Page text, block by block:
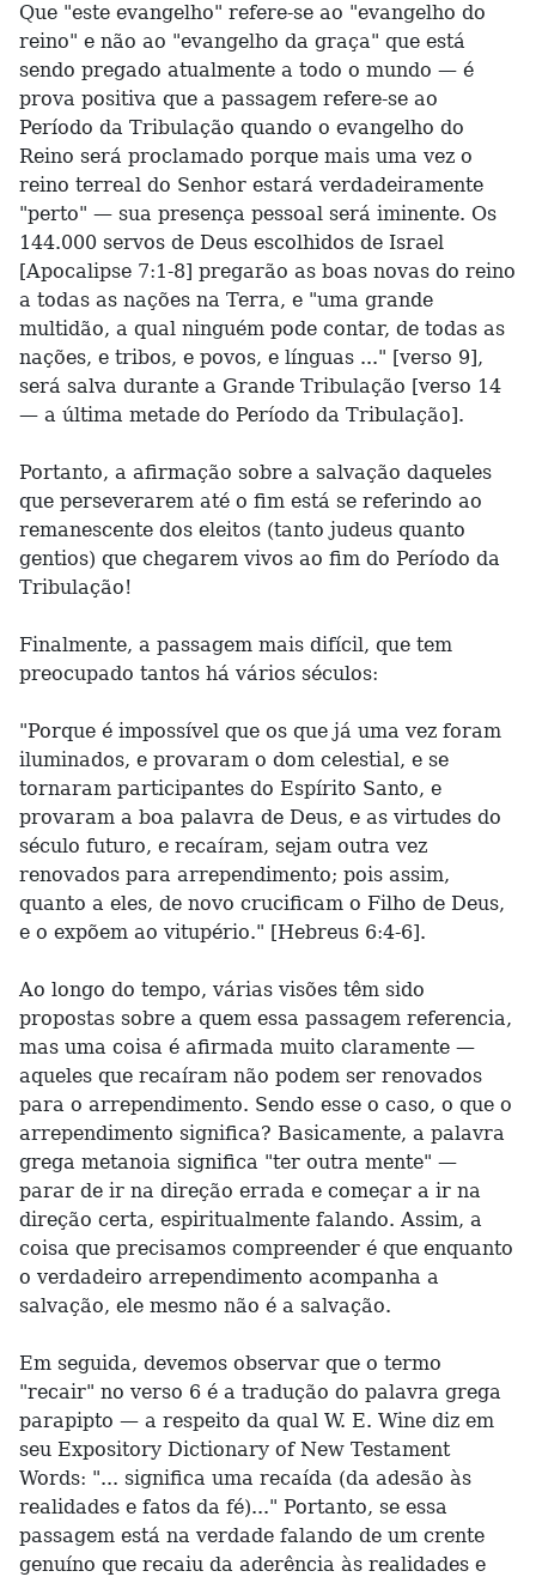
Que "este evangelho" refere-se ao "evangelho do
reino" e não ao "evangelho da graça" que está
sendo pregado atualmente a todo o mundo — é
prova positiva que a passagem refere-se ao
Período da Tribulação quando o evangelho do
Reino será proclamado porque mais uma vez o
reino terreal do Senhor estará verdadeiramente
"perto" — sua presença pessoal será iminente. Os
144.000 servos de Deus escolhidos de Israel
[Apocalipse 7:1-8] pregarão as boas novas do reino
a todas as nações na Terra, e "uma grande
multidão, a qual ninguém pode contar, de todas as
nações, e tribos, e povos, e línguas ..." [verso 9],
será salva durante a Grande Tribulação [verso 14
— a última metade do Período da Tribulação].
Portanto, a afirmação sobre a salvação daqueles
que perseverarem até o fim está se referindo ao
remanescente dos eleitos (tanto judeus quanto
gentios) que chegarem vivos ao fim do Período da
Tribulação!
Finalmente, a passagem mais difícil, que tem
preocupado tantos há vários séculos:
"Porque é impossível que os que já uma vez foram
iluminados, e provaram o dom celestial, e se
tornaram participantes do Espírito Santo, e
provaram a boa palavra de Deus, e as virtudes do
século futuro, e recaíram, sejam outra vez
renovados para arrependimento; pois assim,
quanto a eles, de novo crucificam o Filho de Deus,
e o expõem ao vitupério." [Hebreus 6:4-6].
Ao longo do tempo, várias visões têm sido
propostas sobre a quem essa passagem referencia,
mas uma coisa é afirmada muito claramente —
aqueles que recaíram não podem ser renovados
para o arrependimento. Sendo esse o caso, o que o
arrependimento significa? Basicamente, a palavra
grega metanoia significa "ter outra mente" —
parar de ir na direção errada e começar a ir na
direção certa, espiritualmente falando. Assim, a
coisa que precisamos compreender é que enquanto
o verdadeiro arrependimento acompanha a
salvação, ele mesmo não é a salvação.
Em seguida, devemos observar que o termo
"recair" no verso 6 é a tradução do palavra grega
parapipto — a respeito da qual W. E. Wine diz em
seu Expository Dictionary of New Testament
Words: "... significa uma recaída (da adesão às
realidades e fatos da fé)..." Portanto, se essa
passagem está na verdade falando de um crente
genuíno que recaiu da aderência às realidades e